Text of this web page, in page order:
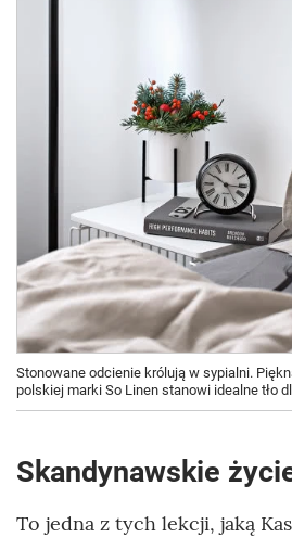
Stonowane odcienie królują w sypialni.
polskiej marki So Linen stanowi idealne tło
Skandynawskie
To jedna z tych lekcji, jaką